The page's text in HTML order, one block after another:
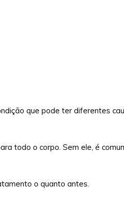
que pode ter diferentes
todo o corpo. Sem ele, é
o quanto antes.